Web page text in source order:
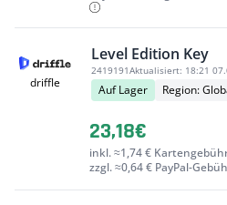
driffle
Level Edition Key
2419191Aktualisiert: 18:21
Auf Lager Region:
23,18€
inkl. ≈1,74 €
zzgl. ≈0,64 € PayPal-